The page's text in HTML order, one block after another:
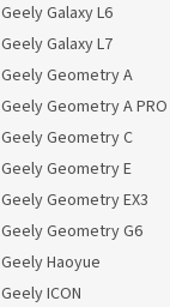
Geely Galaxy L6
Geely Galaxy L7
Geely Geometry A
Geely Geometry A PRO
Geely Geometry C
Geely Geometry E
Geely Geometry EX3
Geely Geometry G6
Geely Haoyue
Geely ICON